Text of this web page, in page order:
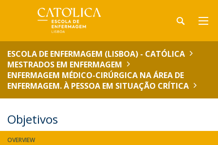
ESCOLA DE ENFERMAGEM (LISBOA) - CATÓLICA
MESTRADOS EM ENFERMAGEM
ENFERMAGEM MÉDICO-CIRÚRGICA NA ÁREA DE
ENFERMAGEM. À PESSOA EM SITUAÇÃO CRÍTICA
Objetivos
OVERVIEW